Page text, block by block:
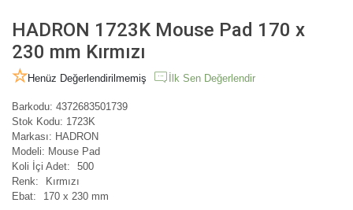
HADRON 1723K Mouse Pad 170 x
230 mm Kırmızı
Henüz Değerlendirilmemiş İlk Sen Değerlendir
Barkodu: 4372683501739
Stok Kodu: 1723K
Markası: HADRON
Modeli: Mouse Pad
Koli İçi Adet:
500
Renk:
Kırmızı
Ebat:
170 x 230 mm